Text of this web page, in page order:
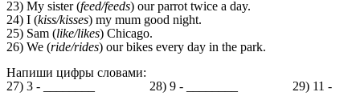
23) My sister (feed/feeds) our parrot twice a day.
24) I (kiss/kisses) my mum good night.
25) Sam (like/likes) Chicago.
26) We (ride/rides) our bikes every day in the park.
Напиши цифры словами:
27) 3 - ________ 28) 9 - ________ 29) 11 -